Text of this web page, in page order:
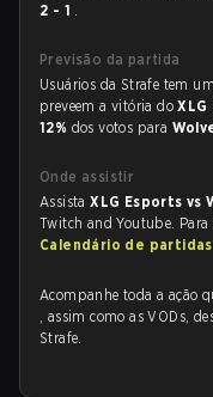
2 - 1 .
Previsão da partida
Usuários da Strafe tem
preveem a vitória do
12% dos votos para
Onde assistir
AssistaXLG Esports vs
Twitch and Youtube.
Calendário de
Acompanhe toda a ação
, assim como as VODs,
Strafe.